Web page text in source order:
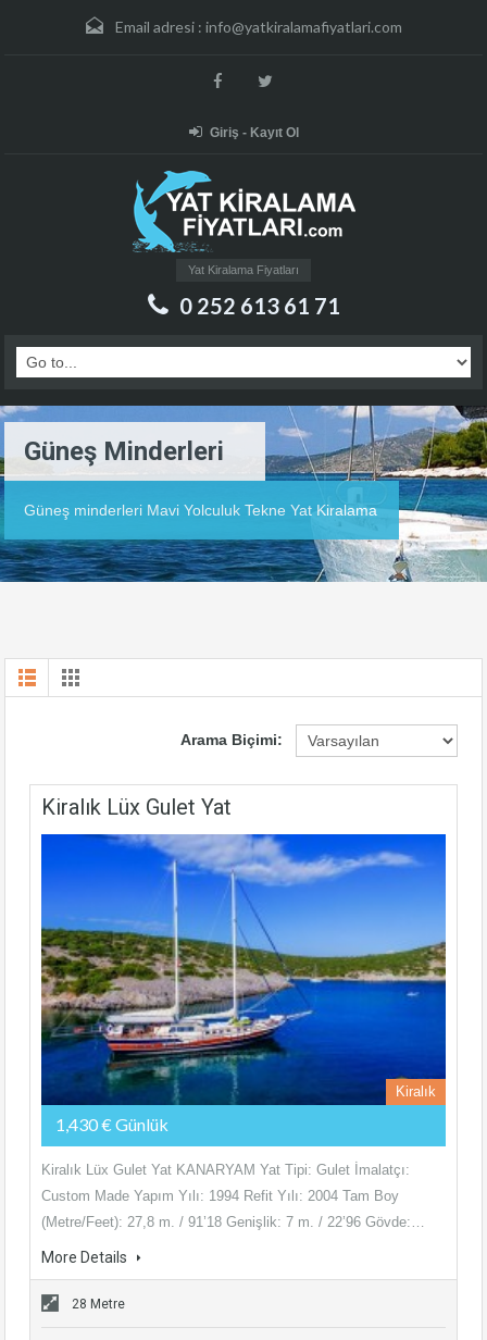
Email adresi : info@yatkiralamafiyatlari.com
Giriş - Kayıt Ol
Yat Kiralama Fiyatları
0 252 613 61 71
Güneş Minderleri
Güneş minderleri Mavi Yolculuk Tekne Yat Kiralama
Arama Biçimi:
Kiralık Lüx Gulet Yat
Kiralık
1,430 € Günlük
Kiralık Lüx Gulet Yat KANARYAM Yat Tipi: Gulet İmalatçı:
Custom Made Yapım Yılı: 1994 Refit Yılı: 2004 Tam Boy
(Metre/Feet): 27,8 m. / 91’18 Genişlik: 7 m. / 22’96 Gövde:…
More Details
28 Metre